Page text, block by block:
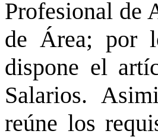
Profesional de
de Área; por
dispone el
Salarios.
reúne los